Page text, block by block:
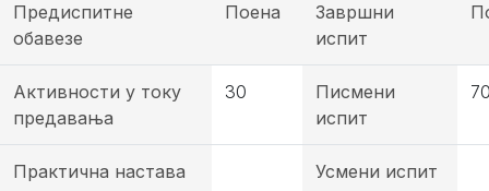
Предиспитне
обавезе
Поена
Завршни
испит
Активности у току
предавања
30
Писмени
испит
Практична настава Усмени испит